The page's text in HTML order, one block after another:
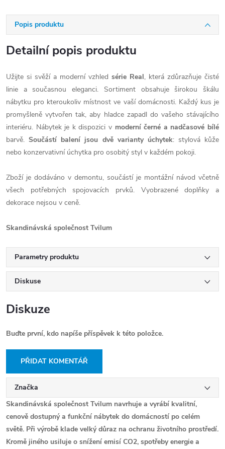
Popis produktu
Detailní popis produktu
Užijte si svěží a moderní vzhled série Real, která zdůrazňuje čisté
linie a současnou eleganci. Sortiment obsahuje širokou škálu
nábytku pro kteroukoliv místnost ve vaší domácnosti. Každý kus je
promyšleně vytvořen tak, aby hladce zapadl do vašeho stávajícího
interiéru. Nábytek je k dispozici v moderní černé a nadčasové bílé
barvě.Součástí balení jsou dvě varianty úchytek: stylová kůže
nebo konzervativní úchytka pro osobitý styl v každém pokoji.
Zboží je dodáváno v demontu, součástí je montážní návod včetně
všech potřebných spojovacích prvků. Vyobrazené doplňky a
dekorace nejsou v ceně.
Skandinávská společnost Tvilum
Parametry produktu
Diskuse
Diskuze
Buďte první, kdo napíše příspěvek k této položce.
PŘIDAT KOMENTÁŘ
Značka
Skandinávská společnost Tvilum navrhuje a vyrábí kvalitní,
cenově dostupný a funkční nábytek do domácností po celém
světě. Při výrobě klade velký důraz na ochranu životního prostředí.
Kromě jiného usiluje o snížení emisí CO2, spotřeby energie a